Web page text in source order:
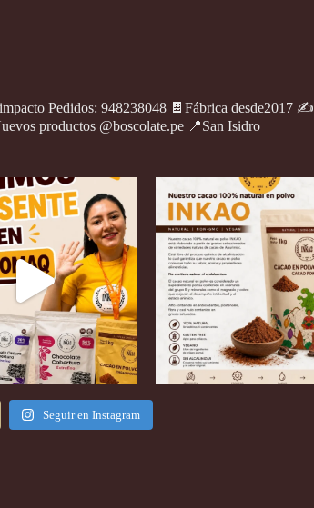
Pedidos: 948238048 🍫Fábrica desde2017✍️
productos @boscolate.pe 📍San Isidro
Seguir en Instagram